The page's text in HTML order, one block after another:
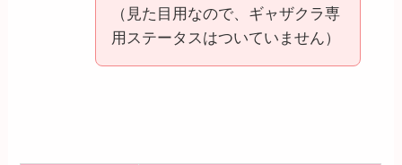
（見た目用なので、ギャザクラ専
用ステータスはついていません）